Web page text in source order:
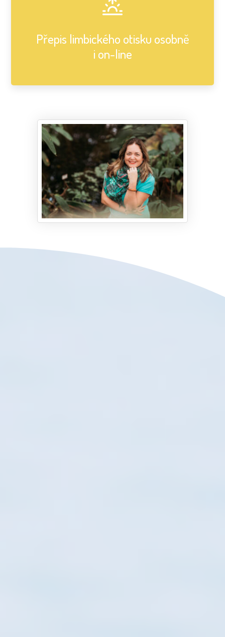
Přepis limbického otisku osobně
i on-line